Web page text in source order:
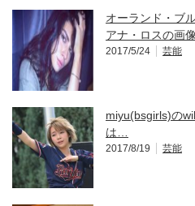
オーランド・ブ
アナ・ロスの画
2017/5/24 芸能
miyu(bsgirls)の
は…
2017/8/19 芸能